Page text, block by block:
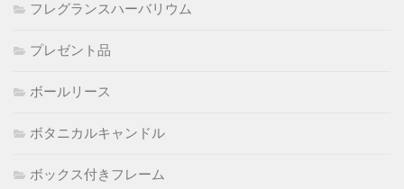
フレグランスハーバリウム
プレゼント品
ボールリース
ボタニカルキャンドル
ボックス付きフレーム